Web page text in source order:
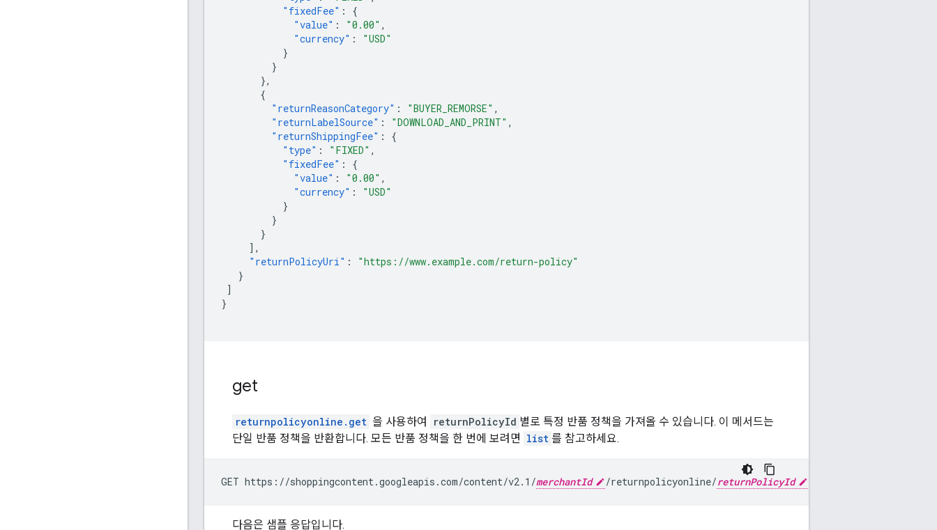
"fixedFee" :
{
"value" : "0.00" ,
"currency" :
"USD"
}
}
},
{
"returnReasonCategory" : "BUYER_REMORSE" ,
"returnLabelSource" : "DOWNLOAD_AND_PRINT" ,
"returnShippingFee" :
{
"type" : "FIXED" ,
"fixedFee" :
{
"value" : "0.00" ,
"currency" :
"USD"
}
}
}
],
"returnPolicyUri" :
"https://www.example.com/return-policy"
}
]
}
get
returnpolicyonline.get 을 사용하여 returnPolicyId 별로 특정 반품 정책을 가져올 수 있습니다. 이 메서드는
단일 반품 정책을 반환합니다. 모든 반품 정책을 한 번에 보려면 list 를 참고하세요.
GET https://shoppingcontent.googleapis.com/content/v2.1/merchantId /returnpolicyonline/returnPolicyId
다음은 샘플 응답입니다.